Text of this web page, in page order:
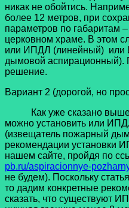
никак не обойтись.
более 12 метров, при
параметров по габаритам
церковном храме. В этом
или ИПДЛ (линейный) или
дымовой аспирационный).
решение.
Вариант 2 (дорогой, но
Как уже сказано выше,
можно установить или
(извещатель пожарный
рекомендации установки
нашем сайте, пройдя по
pb.ru/aspiracionnye-
не будем). Поскольку
то дадим конкретные
сказать, что существуют